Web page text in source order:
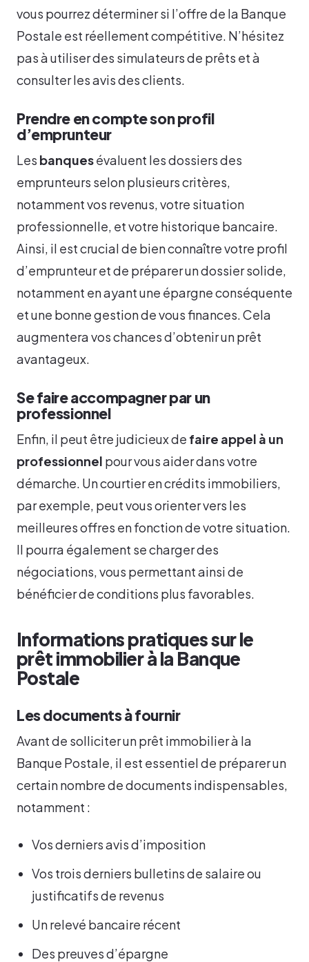
vous pourrez déterminer si l’offre de la Banque
Postale est réellement compétitive. N’hésitez
pas à utiliser des simulateurs de prêts et à
consulter les avis des clients.
Prendre en compte son profil
d’emprunteur
Les banquesévaluent les dossiers des
emprunteurs selon plusieurs critères,
notamment vos revenus, votre situation
professionnelle, et votre historique bancaire.
Ainsi, il est crucial de bien connaître votre profil
d’emprunteur et de préparer un dossier solide,
notamment en ayant une épargne conséquente
et une bonne gestion de vous finances. Cela
augmentera vos chances d’obtenir un prêt
avantageux.
Se faire accompagner par un
professionnel
Enfin, il peut être judicieux de faire appel à un
professionnel pour vous aider dans votre
démarche. Un courtier en crédits immobiliers,
par exemple, peut vous orienter vers les
meilleures offres en fonction de votre situation.
Il pourra également se charger des
négociations, vous permettant ainsi de
bénéficier de conditions plus favorables.
Informations pratiques sur le
prêt immobilier à la Banque
Postale
Les documents à fournir
Avant de solliciter un prêt immobilier à la
Banque Postale, il est essentiel de préparer un
certain nombre de documents indispensables,
notamment :
Vos derniers avis d’imposition
Vos trois derniers bulletins de salaire ou
justificatifs de revenus
Un relevé bancaire récent
Des preuves d’épargne